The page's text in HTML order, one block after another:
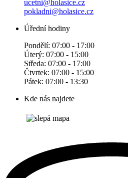
ucetni@holasice.cz
pokladni@holasice.cz
Úřední hodiny
Pondělí: 07:00 - 17:00
Úterý: 07:00 - 15:00
Středa: 07:00 - 17:00
Čtvrtek: 07:00 - 15:00
Pátek: 07:00 - 13:30
Kde nás najdete